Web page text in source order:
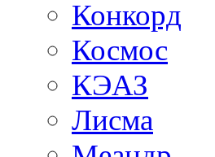
Конкорд
Космос
КЭАЗ
Лисма